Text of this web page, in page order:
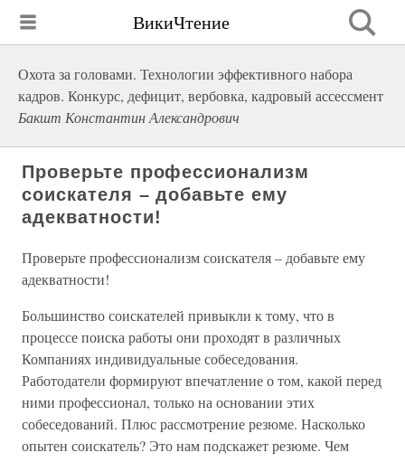
ВикиЧтение
Охота за головами. Технологии эффективного набора
кадров. Конкурс, дефицит, вербовка, кадровый ассессмент
Бакшт Константин Александрович
Проверьте профессионализм
соискателя – добавьте ему
адекватности!
Проверьте профессионализм соискателя – добавьте ему
адекватности!
Большинство соискателей привыкли к тому, что в
процессе поиска работы они проходят в различных
Компаниях индивидуальные собеседования.
Работодатели формируют впечатление о том, какой перед
ними профессионал, только на основании этих
собеседований. Плюс рассмотрение резюме. Насколько
опытен соискатель? Это нам подскажет резюме. Чем